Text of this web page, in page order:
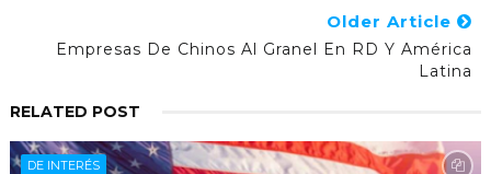
Older Article
Empresas De Chinos Al Granel En RD Y América
Latina
RELATED POST
DE INTERÉS